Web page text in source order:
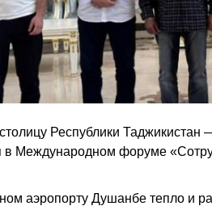
Республики
Международном форуме
аэропорту Душанбе тепло и